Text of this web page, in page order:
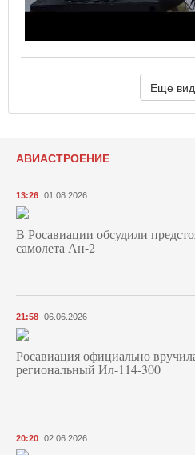
Еще
АВИАСТРОЕНИЕ
13:26 01.08.2026
В Росавиации обсудили
самолета Ан-2
21:58 06.06.2026
Росавиация официально
региональный Ил-114-300
20:20 02.06.2026